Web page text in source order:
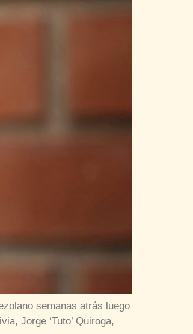
semanas atrás luego
Jorge ‘Tuto’ Quiroga,